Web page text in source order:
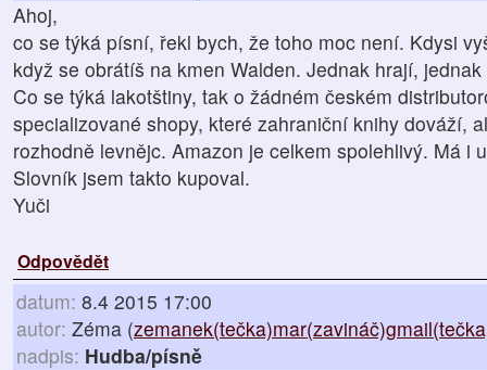
Ahoj,
co se týká písní, řekl bych, že toho moc není. Kdysi
když se obrátíš na kmen Walden. Jednak hrají,
Co se týká lakotštiny, tak o žádném českém
specializované shopy, které zahraniční knihy dováží,
rozhodně levnějc. Amazon je celkem spolehlivý. Má i
Slovník jsem takto kupoval.
Yuči
Odpovědět
datum: 8.4 2015 17:00
autor: Zéma (
nadpis: Hudba/písně